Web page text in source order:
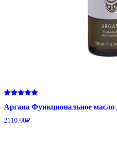
5.00
Аргана Функциональное
2110.00₽